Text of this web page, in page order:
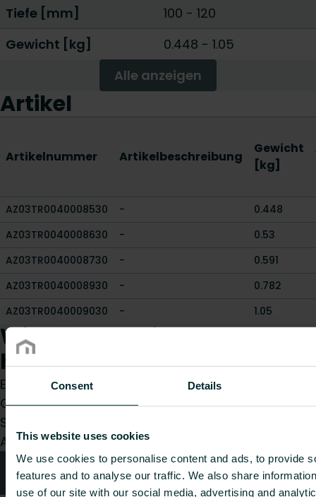
Consent Details
This website uses cookies
We use cookies to personalise content and ads, to provide
features and to analyse our traffic. We also share
use of our site with our social media, advertising and
Tiefe [mm]
100 - 120
Gewicht [kg]
0.448 - 1.05
Alle anzeigen
Artikel
Artikelnummer Artikelbeschreibung
Gewicht
[kg]
AZ03TR0040008530 - 0.448
AZ03TR0040008630
- 0.53
AZ03TR0040008730
- 0.591
AZ03TR0040008930
- 0.782
AZ03TR0040009030
- 1.05
Wie können wir Ihnen
helfen?
Egal, ob Sie Installateur, Architekt, Planer,
Großhändler oder Endverbraucher sind, treffen
Sie eine Wahl und wir kümmern uns gerne um Ihr
Anliegen.
Technische Beratung